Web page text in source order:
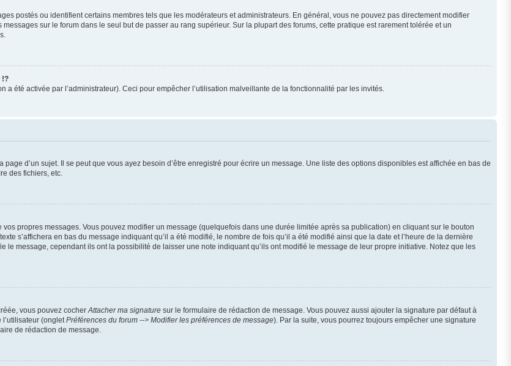
postés ou identifient certains membres tels que les modérateurs et administrateurs. En général, vous ne pouvez pas directement modifier
sur le forum dans le seul but de passer au rang supérieur. Sur la plupart des forums, cette pratique est rarement tolérée et un
!?
été activée par l’administrateur). Ceci pour empêcher l’utilisation malveillante de la fonctionnalité par les invités.
d’un sujet. Il se peut que vous ayez besoin d’être enregistré pour écrire un message. Une liste des options disponibles est affichée en bas de
des fichiers, etc.
propres messages. Vous pouvez modifier un message (quelquefois dans une durée limitée après sa publication) en cliquant sur le bouton
s’affichera en bas du message indiquant qu’il a été modifié, le nombre de fois qu’il a été modifié ainsi que la date et l’heure de la dernière
le message, cependant ils ont la possibilité de laisser une note indiquant qu’ils ont modifié le message de leur propre initiative. Notez que les
vous pouvez cocherAttacher ma signature sur le formulaire de rédaction de message. Vous pouvez aussi ajouter la signature par défaut à
l’utilisateur (ongletPréférences du forum --> Modifier les préférences de message). Par la suite, vous pourrez toujours empêcher une signature
de rédaction de message.